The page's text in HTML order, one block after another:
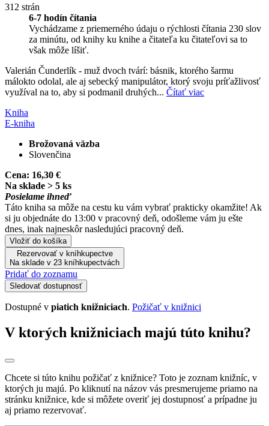
312 strán
6-7 hodín čítania
Vychádzame z priemerného údaju o rýchlosti čítania 230 slov
za minútu, od knihy ku knihe a čitateľa ku čitateľovi sa to
však môže líšiť.
Valerián Čunderlík - muž dvoch tvárí: básnik, ktorého šarmu
málokto odolal, ale aj sebecký manipulátor, ktorý svoju príťažlivosť
využíval na to, aby si podmanil druhých... Čítať viac
Kniha
E-kniha
Brožovaná väzba
Slovenčina
Cena: 16,30 €
Na sklade > 5 ks
Posielame ihneď
Táto kniha sa môže na cestu ku vám vybrať prakticky okamžite! Ak
si ju objednáte do 13:00 v pracovný deň, odošleme vám ju ešte
dnes, inak najneskôr nasledujúci pracovný deň.
Vložiť do košíka
Rezervovať v kníhkupectve
Na sklade v 23 kníhkupectvách
Pridať do zoznamu
Sledovať dostupnosť
Dostupné v piatich knižniciach. Požičať v knižnici
V ktorých knižniciach majú túto knihu?
Chcete si túto knihu požičať z knižnice? Toto je zoznam knižníc, v
ktorých ju majú. Po kliknutí na názov vás presmerujeme priamo na
stránku knižnice, kde si môžete overiť jej dostupnosť a prípadne ju
aj priamo rezervovať.